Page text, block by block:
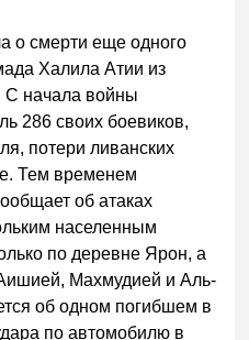
о смерти еще одного
Халила Атии из
начала войны
286 своих боевиков,
потери ливанских
Тем временем
об атаках
населенным
по деревне Ярон, а
Махмудией и Аль-
об одном погибшем в
по автомобилю в